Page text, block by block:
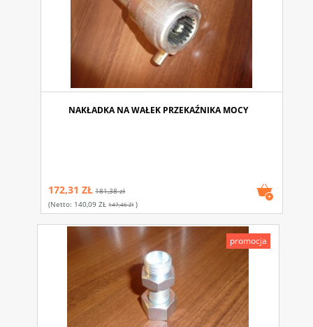
NAKŁADKA NA WAŁEK PRZEKAŹNIKA MOCY
172,31 ZŁ 181,38 zł
(netto: 140,09 ZŁ 147,46 Zł)
promocja